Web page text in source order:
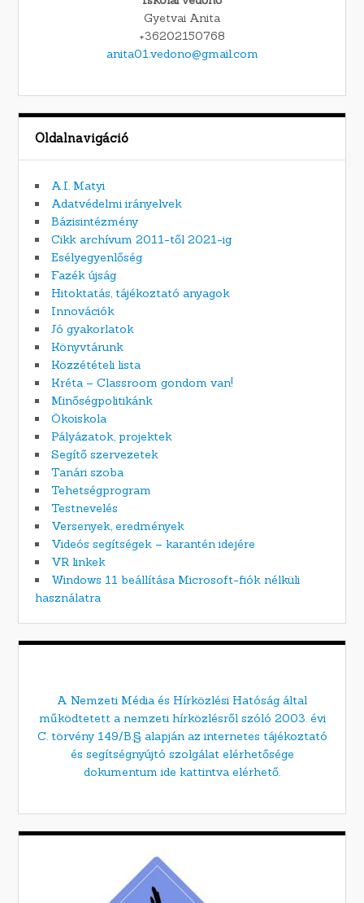
Gyetvai Anita
+36202150768
anita01.vedono@gmail.com
Oldalnavigáció
A.I. Matyi
Adatvédelmi irányelvek
Bázisintézmény
Cikk archívum 2011-től 2021-ig
Esélyegyenlőség
Fazék újság
Hitoktatás, tájékoztató anyagok
Innovációk
Jó gyakorlatok
Könyvtárunk
Közzétételi lista
Kréta – Classroom gondom van!
Minőségpolitikánk
Ökoiskola
Pályázatok, projektek
Segítő szervezetek
Tanári szoba
Tehetségprogram
Testnevelés
Versenyek, eredmények
Videós segítségek – karantén idejére
VR linkek
Windows 11 beállítása Microsoft-fiók nélküli
használatra
A Nemzeti Média és Hírközlési Hatóság által
működtetett a nemzeti hírközlésről szóló 2003. évi
C. törvény 149/B.§ alapján az internetes tájékoztató
és segítségnyújtó szolgálat elérhetősége
dokumentum ide kattintva elérhető.